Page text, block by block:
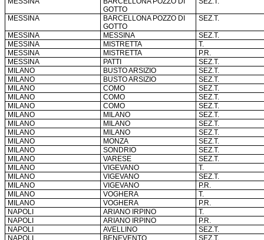
GOTTO
MESSINA
BARCELLONA POZZO DI
GOTTO
SEZ.T.
MESSINA MESSINA
SEZ.T.
MESSINA
MISTRETTA
T.
MESSINA
MISTRETTA
P.R.
MESSINA
PATTI
SEZ.T.
MILANO
BUSTO ARSIZIO
SEZ.T.
MILANO
BUSTO ARSIZIO
SEZ.T.
MILANO
COMO
SEZ.T.
MILANO
COMO
SEZ.T.
MILANO
COMO
SEZ.T.
MILANO
MILANO
SEZ.T.
MILANO
MILANO
SEZ.T.
MILANO
MILANO
SEZ.T.
MILANO
MONZA
SEZ.T.
MILANO
SONDRIO
SEZ.T.
MILANO
VARESE
SEZ.T.
MILANO
VIGEVANO
T.
MILANO
VIGEVANO
SEZ.T.
MILANO
VIGEVANO
P.R.
MILANO
VOGHERA
T.
MILANO
VOGHERA
P.R.
NAPOLI
ARIANO IRPINO
T.
NAPOLI
ARIANO IRPINO
P.R.
NAPOLI
AVELLINO
SEZ.T.
NAPOLI
BENEVENTO
SEZ.T.